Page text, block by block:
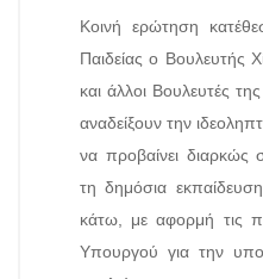
Κοινή ερώτηση
Παιδείας ο Βουλευτής
και άλλοι Βουλευτές
αναδείξουν την
να προβαίνει διαρκώς
τη δημόσια
κάτω, με αφορμή τις
Υπουργού για την